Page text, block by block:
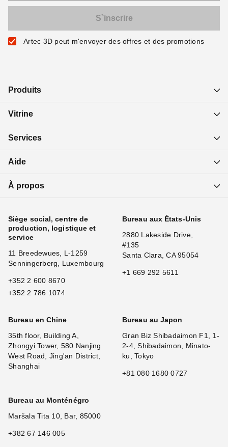
Artec 3D peut m'envoyer des offres et des promotions
Produits
Vitrine
Services
Aide
À propos
Siège social, centre de
production, logistique et
service
11 Breedewues, L-1259
Senningerberg, Luxembourg
+352 2 600 8670
+352 2 786 1074
Bureau aux États-Unis
2880 Lakeside Drive,
#135
Santa Clara, CA 95054
+1 669 292 5611
Bureau en Chine
35th floor, Building A,
Zhongyi Tower, 580 Nanjing
West Road, Jing'an District,
Shanghai
Bureau au Japon
Gran Biz Shibadaimon F1, 1-
2-4, Shibadaimon, Minato-
ku, Tokyo
+81 080 1680 0727
Bureau au Monténégro
Maršala Tita 10, Bar, 85000
+382 67 146 005